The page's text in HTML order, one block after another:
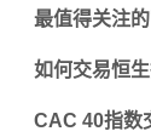
最值得关注
如何交易恒生
CAC 40指数